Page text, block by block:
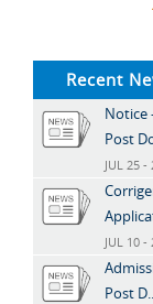
Recent
Notice
Post
JUL 25 -
JUL 10 -
Post